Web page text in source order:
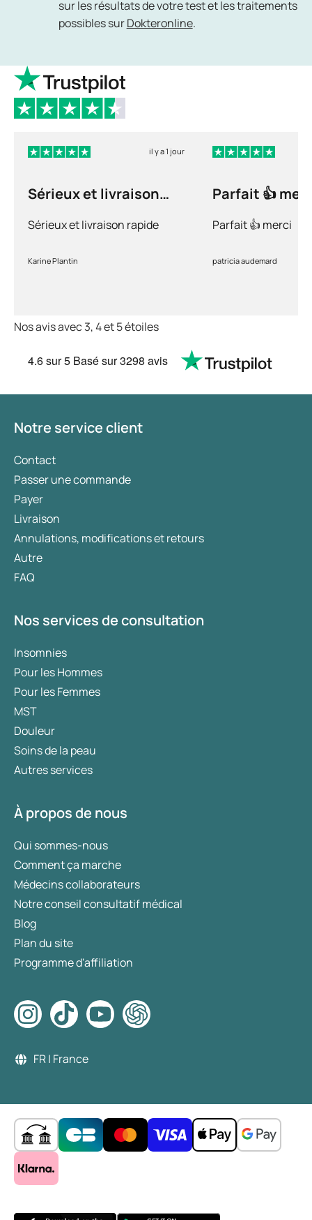
sur les résultats de votre test et les traitements
possibles surDokteronline.
il y a 1 jour
Sérieux et livraison
Sérieux et livraison rapide
Karine Plantin
Parfait 👍
Parfait 👍 merci
patricia audemard
Nos avis avec 3, 4 et 5 étoiles
4.6sur 5 Basé sur3298 avis
Notre service client
Contact
Passer une commande
Payer
Livraison
Annulations, modifications et retours
Autre
FAQ
Nos services de consultation
Insomnies
Pour les Hommes
Pour les Femmes
MST
Douleur
Soins de la peau
Autres services
À propos de nous
Qui sommes-nous
Comment ça marche
Médecins collaborateurs
Notre conseil consultatif médical
Blog
Plan du site
Programme d'affiliation
FR | France